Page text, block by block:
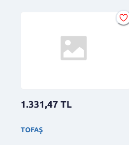
1.331,47 TL
TOFAŞ